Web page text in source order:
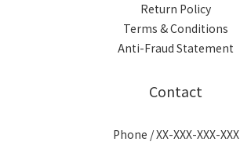
Return Policy
Terms & Conditions
Anti-Fraud Statement
Contact
Phone / XX-XXX-XXX-XXX